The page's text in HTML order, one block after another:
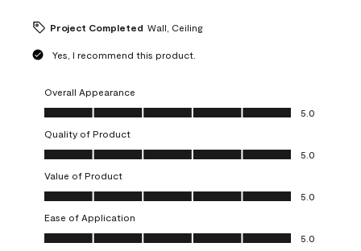
Project Completed Wall, Ceiling
Yes, I recommend this product.
Overall Appearance
Overall Appearance, 5.0 out of 5
5.0
Quality of Product
Quality of Product, 5.0 out of 5
5.0
Value of Product
Value of Product, 5.0 out of 5
5.0
Ease of Application
Ease of Application, 5.0 out of 5
5.0